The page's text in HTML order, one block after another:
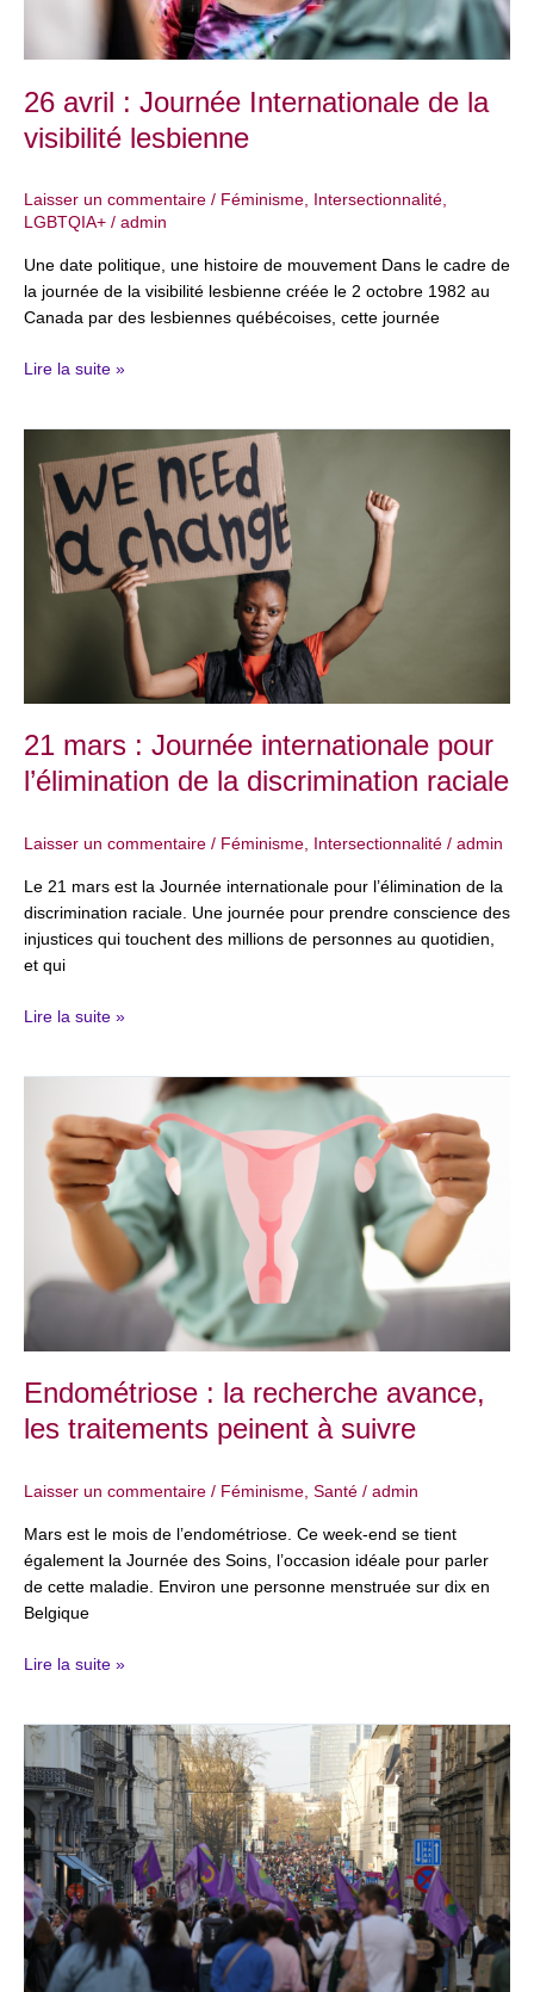
26 avril : Journée Internationale de la
visibilité lesbienne
Laisser un commentaire / Féminisme Intersectionnalité
LGBTQIA+ / admin
Une date politique, une histoire de mouvement Dans le cadre de
la journée de la visibilité lesbienne créée le 2 octobre 1982 au
Canada par des lesbiennes québécoises, cette journée
Lire la suite »
21 mars : Journée internationale pour
l’élimination de la discrimination raciale
Laisser un commentaire / Féminisme Intersectionnalité / admin
Le 21 mars est la Journée internationale pour l’élimination de la
discrimination raciale. Une journée pour prendre conscience des
injustices qui touchent des millions de personnes au quotidien,
et qui
mars
Journée
internationale
pour
l’élimination
raciale
Lire la suite »
Endométriose : la recherche avance,
les traitements peinent à suivre
Laisser un commentaire / Féminisme Santé / admin
Mars est le mois de l’endométriose. Ce week-end se tient
également la Journée des Soins, l’occasion idéale pour parler
de cette maladie. Environ une personne menstruée sur dix en
Belgique
recherche
avance,
traitements
peinent
à
suivre
Lire la suite »
8
mars
2026
que
faire
pour
la
Journée
internationale